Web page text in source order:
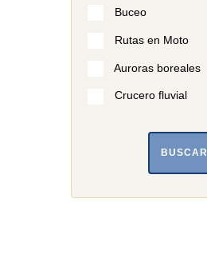
Buceo
Rutas en Moto
Auroras boreales
Crucero fluvial
BUSCAR